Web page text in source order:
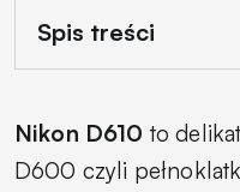
Spis treści
Nikon D610 to
D600 czyli